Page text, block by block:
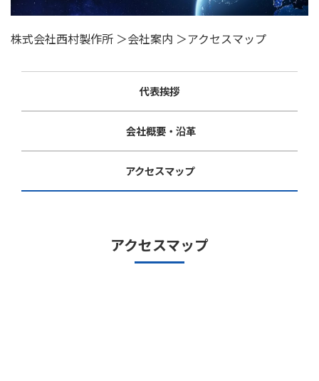
株式会社西村製作所 ＞会社案内 ＞アクセスマップ
代表挨拶
会社概要・沿革
アクセスマップ
アクセスマップ